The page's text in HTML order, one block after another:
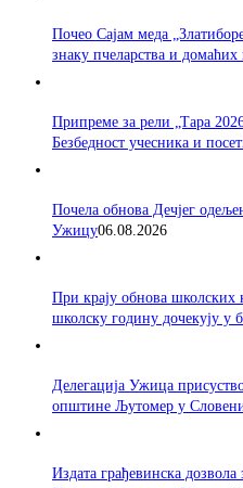
Почео Сајам меда
знаку пчеларства и домаћих
Припреме за рели „Тара
Безбедност учесника и
Почела обнова Дечјег
Ужицу06.08.2026
При крају обнова
школску годину дочекују у
Делегација Ужица
општине Љутомер у
Издата грађевинска